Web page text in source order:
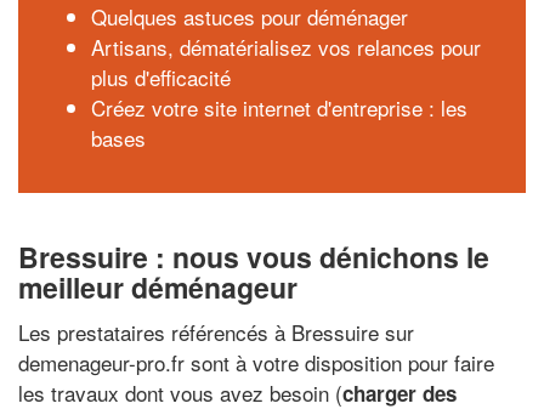
Quelques astuces pour déménager
Artisans, dématérialisez vos relances pour
plus d'efficacité
Créez votre site internet d'entreprise : les
bases
Bressuire : nous vous dénichons le
meilleur déménageur
Les prestataires référencés à Bressuire sur
demenageur-pro.fr sont à votre disposition pour faire
les travaux dont vous avez besoin (charger des